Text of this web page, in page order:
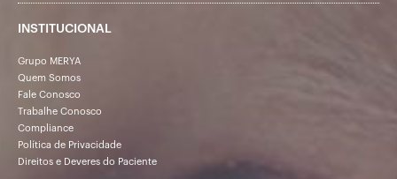
INSTITUCIONAL
Grupo MERYA
Quem Somos
Fale Conosco
Trabalhe Conosco
Compliance
Política de Privacidade
Direitos e Deveres do Paciente